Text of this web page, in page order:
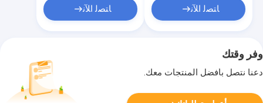
ﺎﺘﺼﻟ ﺍﻶﻧ ﺎﺘﺼﻟ ﺍﻶﻧ
وفر وقتك
دعنا نتصل بأفضل المنتجات معك.